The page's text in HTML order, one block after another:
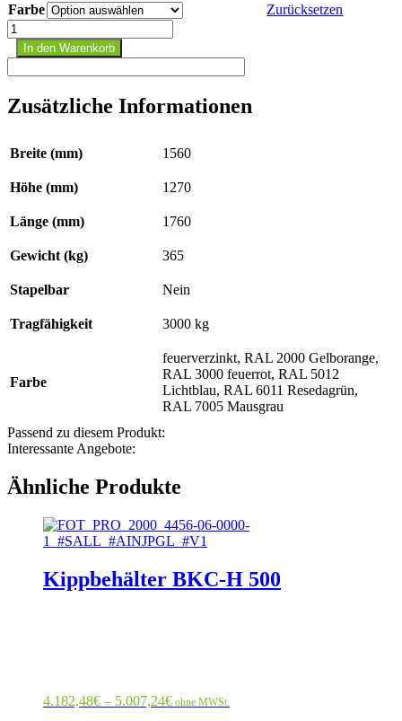
Farbe
Zurücksetzen
Kippbehälter
BKM
150
Menge
In den Warenkorb
Zusätzliche Informationen
Breite (mm) 1560
Höhe (mm) 1270
Länge (mm) 1760
Gewicht (kg) 365
Stapelbar Nein
Tragfähigkeit 3000 kg
Farbe
feuerverzinkt, RAL 2000 Gelborange,
RAL 3000 feuerrot, RAL 5012
Lichtblau, RAL 6011 Resedagrün,
RAL 7005 Mausgrau
Passend zu diesem Produkt:
Interessante Angebote:
Ähnliche Produkte
Kippbehälter BKC-H 500
4.182,48€ – 5.007,24€Preisspanne:
ohne MWSt.
Dieses
mehrere
Varianten
Produktseite